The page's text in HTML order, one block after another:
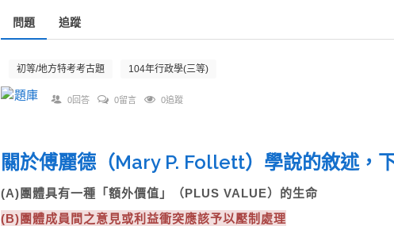
問題 追蹤
初等/地方特考考古題 104年行政學(三等)
0回答 0留言 0追蹤
關於傅麗德（Mary P. Follett）學說的敘述，
(A)團體具有一種「額外價值」（PLUS VALUE）的生命
(B)團體成員間之意見或利益衝突應該予以壓制處理